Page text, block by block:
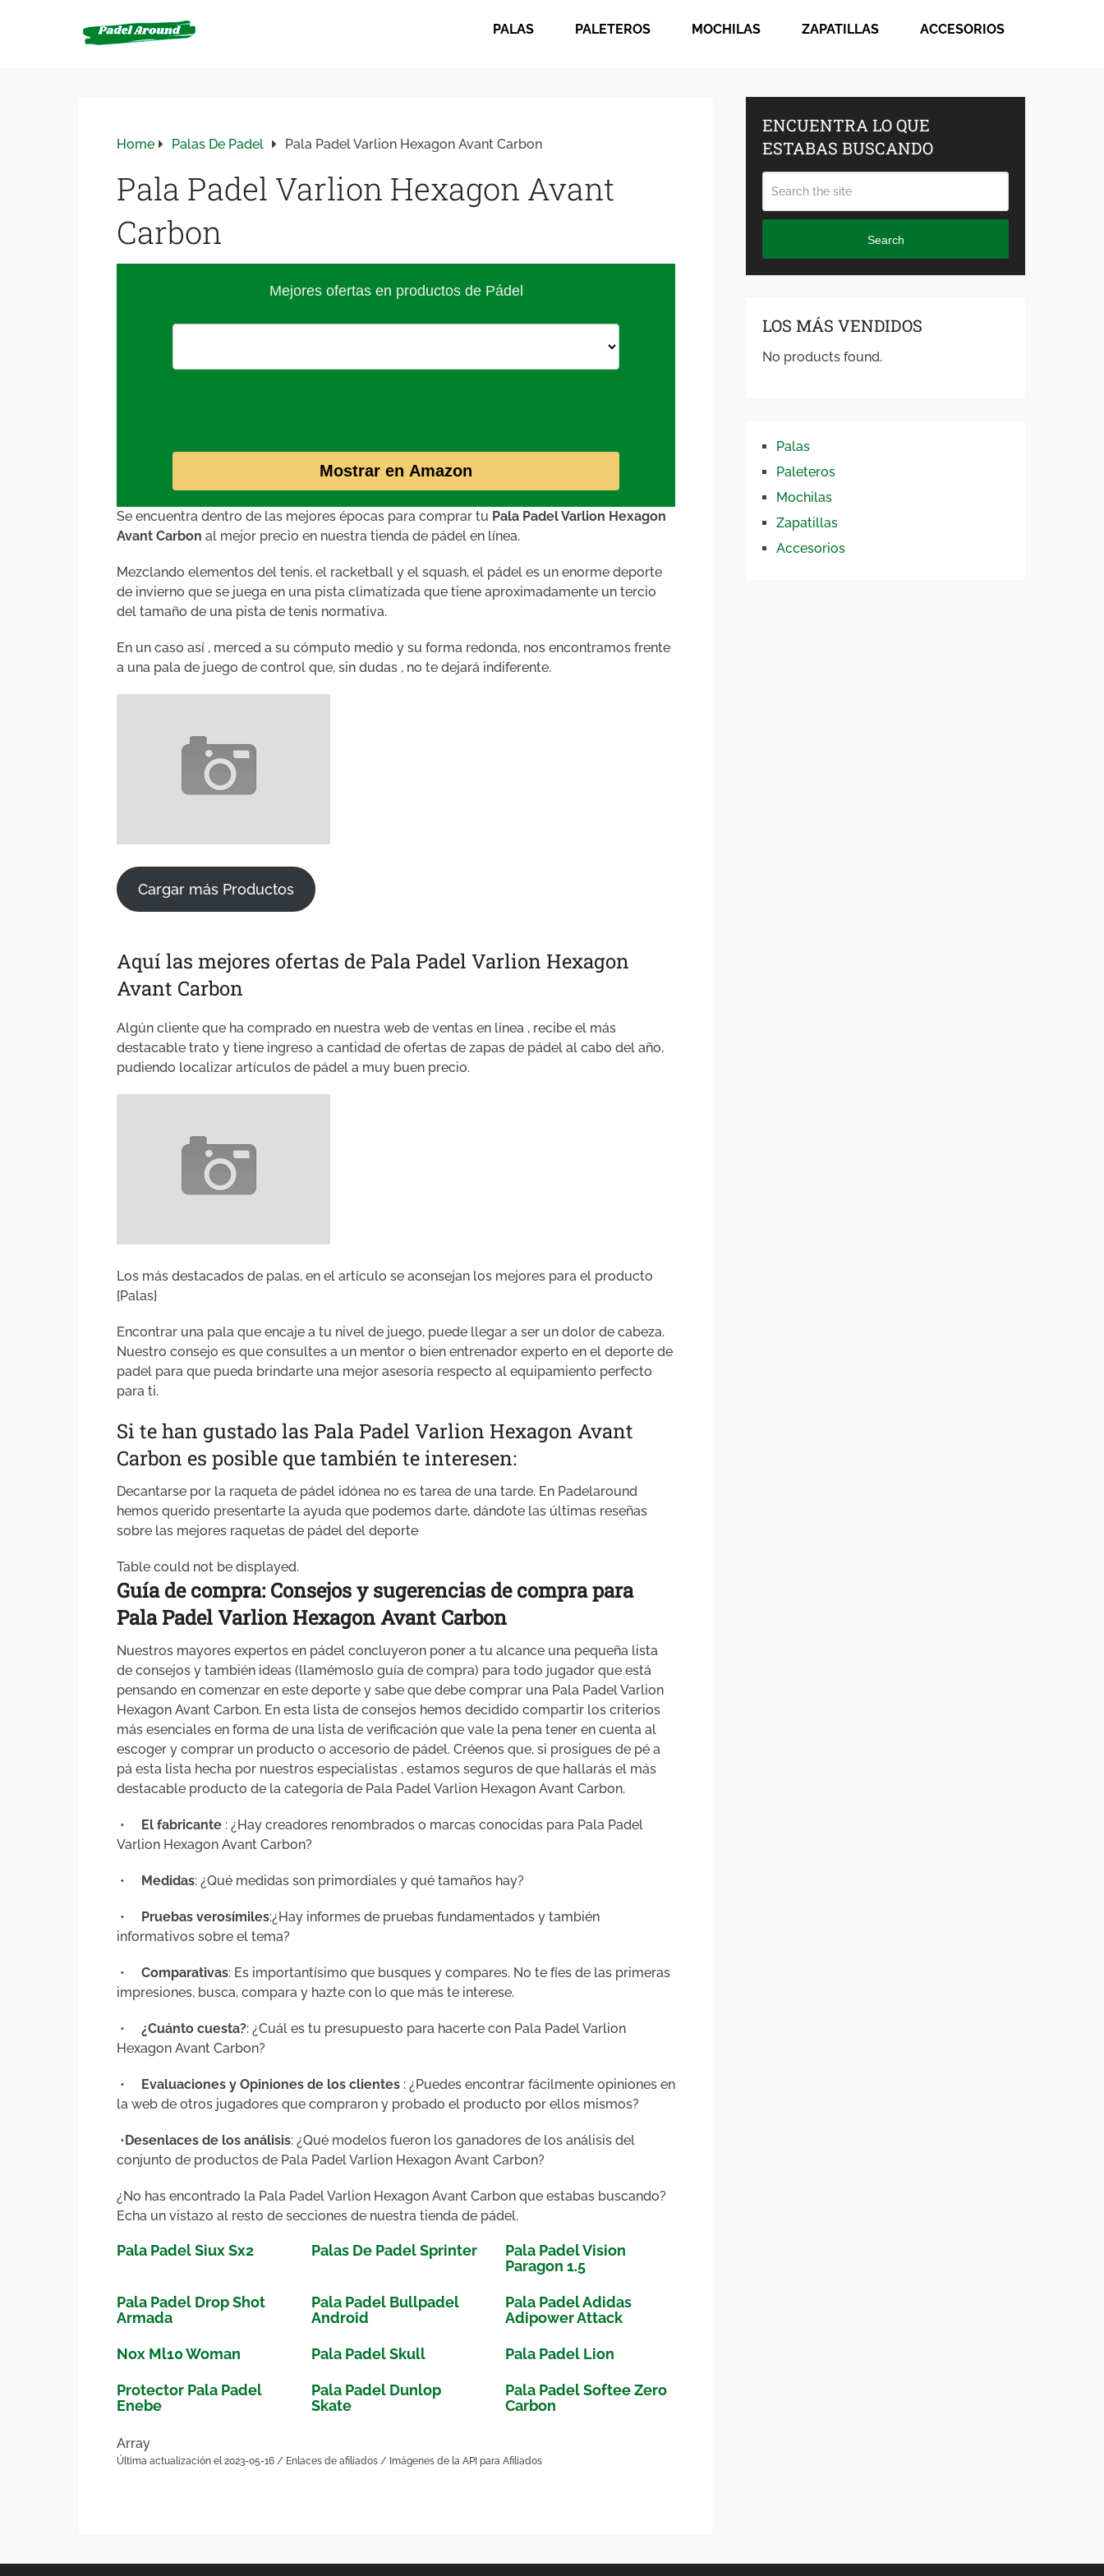
PALAS PALETEROS MOCHILAS ZAPATILLAS ACCESORIOS
Home Palas De Padel Pala Padel Varlion Hexagon Avant Carbon
Pala Padel Varlion Hexagon Avant
Carbon
Mejores ofertas en productos de Pádel
Mostrar en Amazon
Se encuentra dentro de las mejores épocas para comprar tu Pala Padel Varlion Hexagon
Avant Carbon al mejor precio en nuestra tienda de pádel en línea.
Mezclando elementos del tenis, el racketball y el squash, el pádel es un enorme deporte
de invierno que se juega en una pista climatizada que tiene aproximadamente un tercio
del tamaño de una pista de tenis normativa.
En un caso así , merced a su cómputo medio y su forma redonda, nos encontramos frente
a una pala de juego de control que, sin dudas , no te dejará indiferente.
Cargar más Productos
Aquí las mejores ofertas de Pala Padel Varlion Hexagon
Avant Carbon
Algún cliente que ha comprado en nuestra web de ventas en línea , recibe el más
destacable trato y tiene ingreso a cantidad de ofertas de zapas de pádel al cabo del año,
pudiendo localizar artículos de pádel a muy buen precio.
Los más destacados de palas, en el artículo se aconsejan los mejores para el producto
{Palas}
Encontrar una pala que encaje a tu nivel de juego, puede llegar a ser un dolor de cabeza.
Nuestro consejo es que consultes a un mentor o bien entrenador experto en el deporte de
padel para que pueda brindarte una mejor asesoría respecto al equipamiento perfecto
para ti.
Si te han gustado las Pala Padel Varlion Hexagon Avant
Carbon es posible que también te interesen:
Decantarse por la raqueta de pádel idónea no es tarea de una tarde. En Padelaround
hemos querido presentarte la ayuda que podemos darte, dándote las últimas reseñas
sobre las mejores raquetas de pádel del deporte
Table could not be displayed.
Guía de compra: Consejos y sugerencias de compra para
Pala Padel Varlion Hexagon Avant Carbon
Nuestros mayores expertos en pádel concluyeron poner a tu alcance una pequeña lista
de consejos y también ideas (llamémoslo guía de compra) para todo jugador que está
pensando en comenzar en este deporte y sabe que debe comprar una Pala Padel Varlion
Hexagon Avant Carbon. En esta lista de consejos hemos decidido compartir los criterios
más esenciales en forma de una lista de verificación que vale la pena tener en cuenta al
escoger y comprar un producto o accesorio de pádel. Créenos que, si prosigues de pé a
pá esta lista hecha por nuestros especialistas , estamos seguros de que hallarás el más
destacable producto de la categoría de Pala Padel Varlion Hexagon Avant Carbon.
• El fabricante : ¿Hay creadores renombrados o marcas conocidas para Pala Padel
Varlion Hexagon Avant Carbon?
• Medidas: ¿Qué medidas son primordiales y qué tamaños hay?
• Pruebas verosímiles:¿Hay informes de pruebas fundamentados y también
informativos sobre el tema?
• Comparativas: Es importantísimo que busques y compares. No te fíes de las primeras
impresiones, busca, compara y hazte con lo que más te interese.
• ¿Cuánto cuesta?: ¿Cuál es tu presupuesto para hacerte con Pala Padel Varlion
Hexagon Avant Carbon?
• Evaluaciones y Opiniones de los clientes : ¿Puedes encontrar fácilmente opiniones en
la web de otros jugadores que compraron y probado el producto por ellos mismos?
•Desenlaces de los análisis: ¿Qué modelos fueron los ganadores de los análisis del
conjunto de productos de Pala Padel Varlion Hexagon Avant Carbon?
¿No has encontrado la Pala Padel Varlion Hexagon Avant Carbon que estabas buscando?
Echa un vistazo al resto de secciones de nuestra tienda de pádel.
Pala Padel Siux Sx2 Palas De Padel Sprinter
Pala Padel Vision
Paragon 1.5
Pala Padel Drop Shot
Armada
Pala Padel Bullpadel
Android
Pala Padel Adidas
Adipower Attack
Nox Ml10 Woman Pala Padel Skull Pala Padel Lion
Protector Pala Padel
Enebe
Pala Padel Dunlop
Skate
Pala Padel Softee Zero
Carbon
Array
Última actualización el 2023-05-16 / Enlaces de afiliados / Imágenes de la API para Afiliados
ENCUENTRA LO QUE
ESTABAS BUSCANDO
Search
LOS MÁS VENDIDOS
No products found.
Palas
Paleteros
Mochilas
Zapatillas
Accesorios